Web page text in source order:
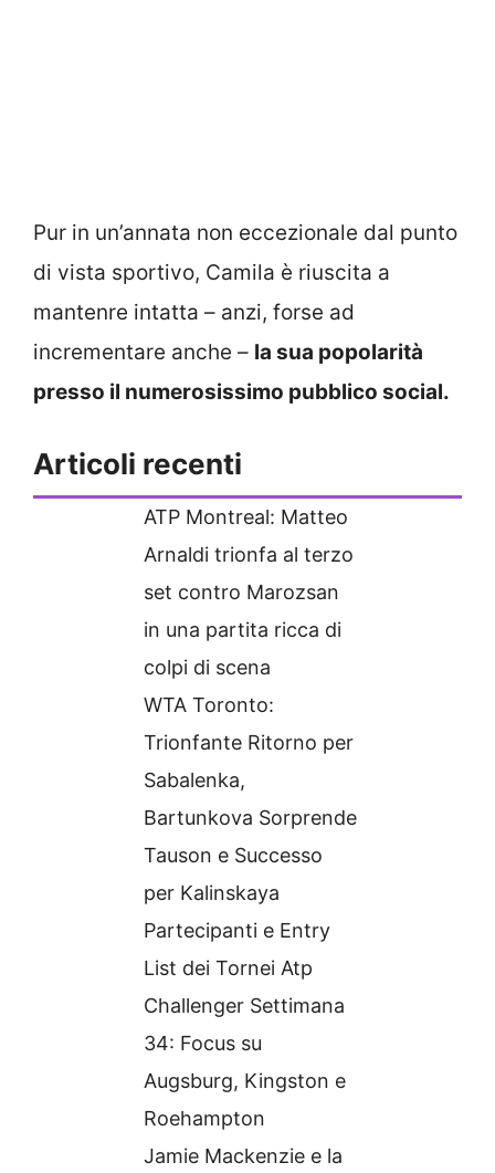
Pur in un’annata non eccezionale dal punto
di vista sportivo, Camila è riuscita a
mantenre intatta – anzi, forse ad
incrementare anche – la sua popolarità
presso il numerosissimo pubblico social.
Articoli recenti
ATP Montreal: Matteo
Arnaldi trionfa al terzo
set contro Marozsan
in una partita ricca di
colpi di scena
WTA Toronto:
Trionfante Ritorno per
Sabalenka,
Bartunkova Sorprende
Tauson e Successo
per Kalinskaya
Partecipanti e Entry
List dei Tornei Atp
Challenger Settimana
34: Focus su
Augsburg, Kingston e
Roehampton
Jamie Mackenzie e la